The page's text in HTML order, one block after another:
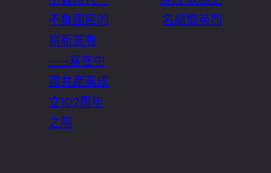
不負國民的
嶄新答卷
——寫在中
國共產黨成
立102周年
之際
名緬懷英烈